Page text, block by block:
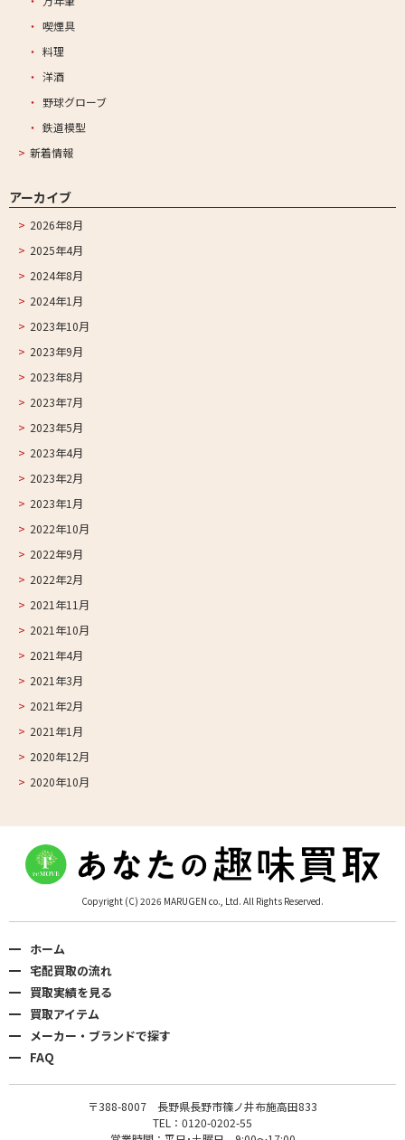
喫煙具
料理
洋酒
野球グローブ
鉄道模型
新着情報
アーカイブ
2026年8月
2025年4月
2024年8月
2024年1月
2023年10月
2023年9月
2023年8月
2023年7月
2023年5月
2023年4月
2023年2月
2023年1月
2022年10月
2022年9月
2022年2月
2021年11月
2021年10月
2021年4月
2021年3月
2021年2月
2021年1月
2020年12月
2020年10月
Copyright (C) 2026 MARUGEN co., Ltd. All Rights Reserved.
ホーム
宅配買取の流れ
買取実績を見る
買取アイテム
メーカー・ブランドで探す
FAQ
〒388-8007 長野県長野市篠ノ井布施高田833
TEL：0120-0202-55